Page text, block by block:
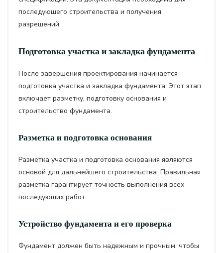
последующего строительства и получения
разрешений.
Подготовка участка и закладка фундамента
После завершения проектирования начинается
подготовка участка и закладка фундамента. Этот этап
включает разметку, подготовку основания и
строительство фундамента.
Разметка и подготовка основания
Разметка участка и подготовка основания являются
основой для дальнейшего строительства. Правильная
разметка гарантирует точность выполнения всех
последующих работ.
Устройство фундамента и его проверка
Фундамент должен быть надежным и прочным, чтобы